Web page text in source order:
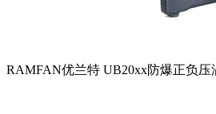
RAMFAN优兰特 UB20xx防爆正负压